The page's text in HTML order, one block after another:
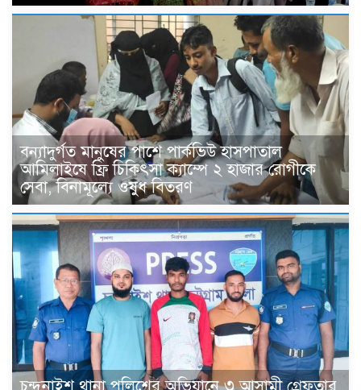
বন্যাদুর্গত মানুষের পাশে পার্কভিউ হাসপাতাল
আমিলাইষে ফ্রি চিকিৎসা ক্যাম্পে ২ হাজার রোগীকে
সেবা, বিনামূল্যে ওষুধ বিতরণ